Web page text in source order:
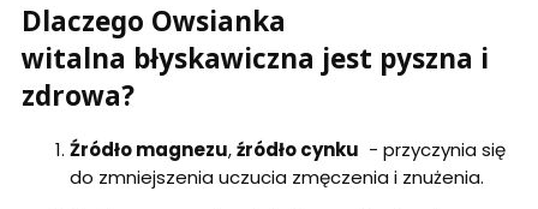
Dlaczego Owsianka
witalna błyskawiczna jest pyszna i
zdrowa?
Źródło magnezu,źródło cynku - przyczynia się
do zmniejszenia uczucia zmęczenia i znużenia.